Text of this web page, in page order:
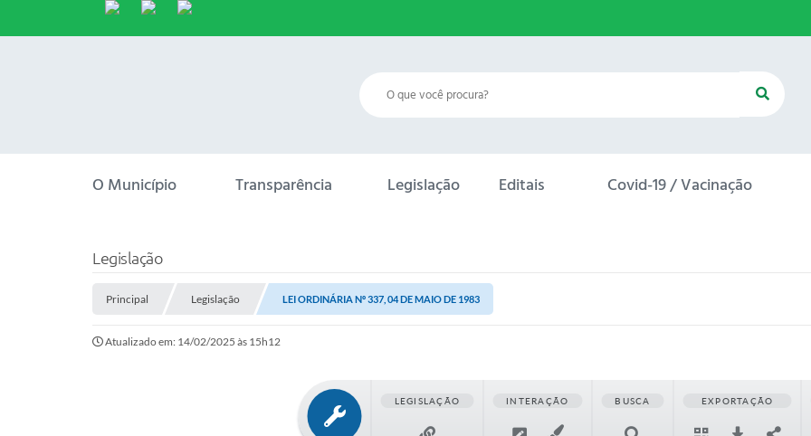
O Município Transparência Legislação Editais Covid-19 / Vacinação
Legislação
Principal Legislação LEI ORDINÁRIA Nº 337, 04 DE MAIO DE 1983
Atualizado em: 14/02/2025 às 15h12
LEGISLAÇÃO INTERAÇÃO BUSCA EXPORTAÇÃO